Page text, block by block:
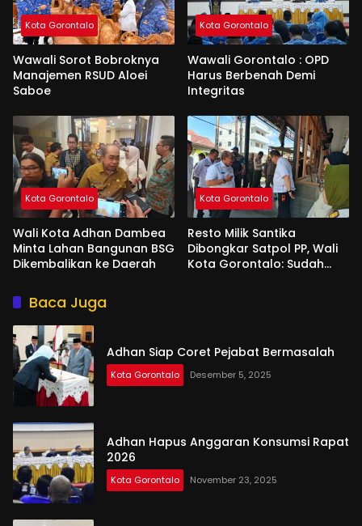
Kota Gorontalo
Wawali Sorot Bobroknya
Manajemen RSUD Aloei
Saboe
Kota Gorontalo
Wawali Gorontalo : OPD
Harus Berbenah Demi
Integritas
Kota Gorontalo
Wali Kota Adhan Dambea
Minta Lahan Bangunan BSG
Dikembalikan ke Daerah
Kota Gorontalo
Resto Milik Santika
Dibongkar Satpol PP, Wali
Kota Gorontalo: Sudah
Baca Juga
Adhan Siap Coret Pejabat Bermasalah
Kota Gorontalo Desember 5, 2025
Adhan Hapus Anggaran Konsumsi Rapat
2026
Kota Gorontalo November 23, 2025